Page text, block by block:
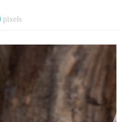
pixels